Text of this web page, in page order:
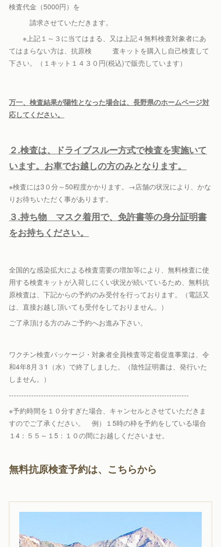
検査代金（5000円）を
請求させていただきます。
※上記１～３に当てはまる、又は上記４無料検査対象者にあ
てはまらない方は、抗原検 査キットを購入し自己検査して
下さい。（１キット１４３０円(税込)で販売しています）
万一、検査結果が陽性となった場合は、長野県のホームページ対
応してください。
２.検査は、ドライブスルー方式で検査を実施いて
います。 お車でお越しの方のみとなります。
※検査には3０分～50程度かかります。→店舗の状況により、かな
りお待ちいただく事があります。
３.持ち物 マスク着用で、免許書等の身分証明書
をお持ちください。
全国的な感染拡大による検査需要の増加等により、無料検査に使
用する検査キットが入荷しにくい状況が続いているため、無料抗
原検査は、下記からの予約のみ受付を行っております。（電話又
は、直接お越し頂いても受付をしておりません。）
ご了承頂ける方のみご予約へお進み下さい。
ワクチン検査パッケージ・対象者全員検査等定着促進事業は、令
和4年8月３1（水）で終了しました。（陰性証明書は、発行いた
しません。）
-------------------------------------------------------------------------
※予約時間を１０分すぎた場合、キャンセルとさせていただきま
すのでご了承ください。 例）１5時の枠を予約をしている場合
１4：５５～１5：１０の間にお越しくださいませ。
無料抗原検査予約は、こちらから